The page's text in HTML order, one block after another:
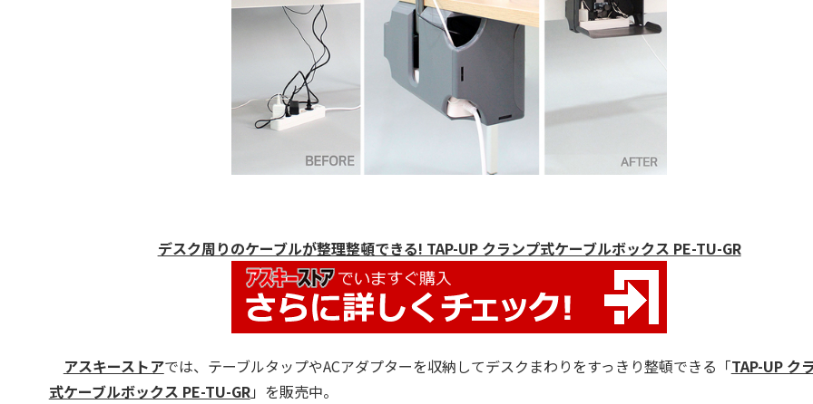
デスク周りのケーブルが整理整頓できる! TAP-UP クランプ式ケーブルボックス PE-TU-GR
アスキーストアでは、テーブルタップやACアダプターを収納してデスクまわりをすっきり整頓できる「TAP-UP ク
式ケーブルボックス PE-TU-GR」を販売中。